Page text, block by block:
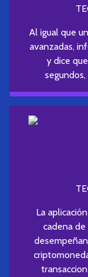
Al igual que
avanzadas,
y dice
La
cadena de